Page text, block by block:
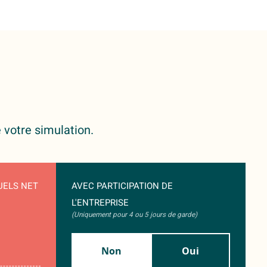
votre simulation.
NET
AVEC PARTICIPATION DE
L'ENTREPRISE
(Uniquement pour 4 ou 5 jours de garde)
Non Oui